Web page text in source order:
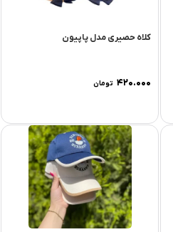
کلاه حصیری مدل پاپیون
۴۲۰.۰۰۰ تومان